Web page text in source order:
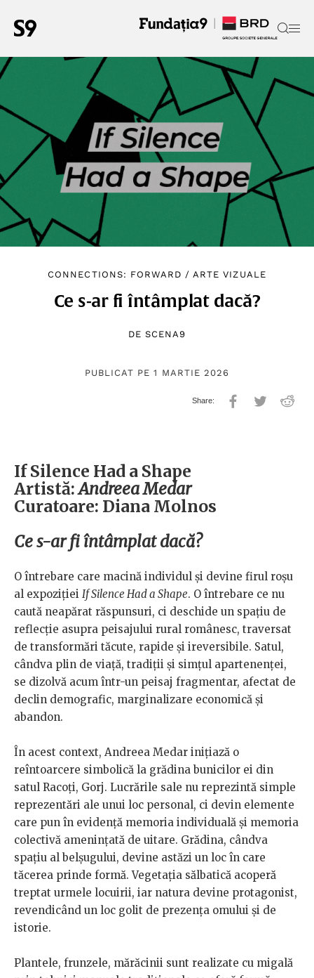
CONNECTIONS: FORWARD /ARTE VIZUALE
Ce s-ar fi întâmplat dacă?
DE SCENA9
PUBLICAT PE 1 MARTIE 2026
If Silence Had a Shape
Artistă:Andreea Medar
Curatoare: Diana Molnos
Ce s-ar fi întâmplat dacă?
O întrebare care macină individul și devine firul roșu
al expoziției If Silence Had a Shape. O întrebare ce nu
caută neapărat răspunsuri, ci deschide un spațiu de
reflecție asupra peisajului rural românesc, traversat
de transformări tăcute, rapide și ireversibile. Satul,
cândva plin de viață, tradiții și simțul apartenenței,
se dizolvă acum într-un peisaj fragmentar, afectat de
declin demografic, marginalizare economică și
abandon.
În acest context, Andreea Medar inițiază o
reîntoarcere simbolică la grădina bunicilor ei din
satul Racoți, Gorj. Lucrările sale nu reprezintă simple
reprezentări ale unui loc personal, ci devin elemente
care pun în evidență memoria individuală și memoria
colectivă amenințată de uitare. Grădina, cândva
spațiu al belșugului, devine astăzi un loc în care
tăcerea prinde formă. Vegetația sălbatică acoperă
treptat urmele locuirii, iar natura devine protagonist,
revendicând un loc golit de prezența omului și de
istorie.
Plantele, frunzele, mărăcinii sunt realizate cu migală